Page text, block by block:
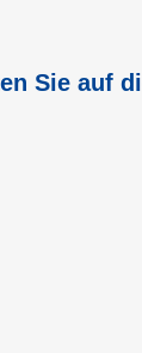
Sie auf